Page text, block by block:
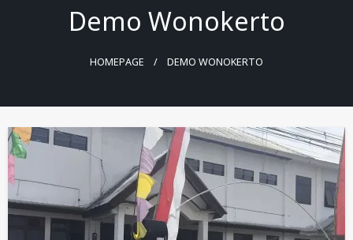
Demo Wonokerto
HOMEPAGE DEMO WONOKERTO